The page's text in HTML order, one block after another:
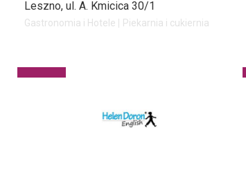
Leszno, ul. A. Kmicica 30/1
Gastronomia i Hotele Piekarnia i cukiernia